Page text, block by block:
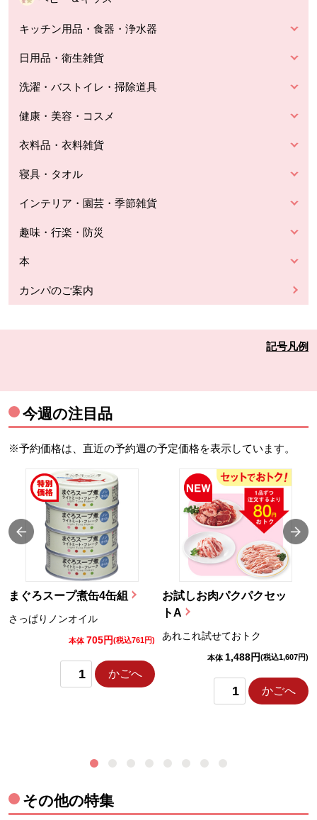
キッチン用品・食器・浄水器
日用品・衛生雑貨
洗濯・バストイレ・掃除道具
健康・美容・コスメ
衣料品・衣料雑貨
寝具・タオル
インテリア・園芸・季節雑貨
趣味・行楽・防災
本
カンパのご案内
記号凡例
今週の注目品
※予約価格は、直近の予約週の予定価格を表示しています。
まぐろスープ煮缶4缶組
さっぱりノンオイル
本体 705円(税込761円)
かごへ
お試しお肉パクパクセッ
トA
あれこれ試せておトク
本体 1,488円(税込1,607円)
かごへ
その他の特集